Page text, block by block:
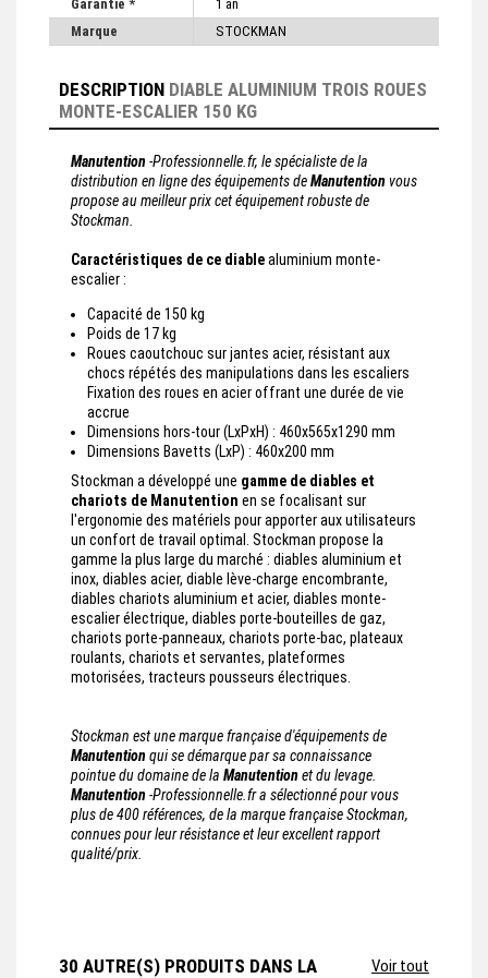
Garantie *
1 an
Marque
STOCKMAN
DESCRIPTION DIABLE ALUMINIUM TROIS ROUES
MONTE-ESCALIER 150 KG
Manutention-Professionnelle.fr, le spécialiste de la
distribution en ligne des équipements deManutentionvous
propose au meilleur prix cet équipement robuste de
Stockman.
Caractéristiques de ce diablealuminium monte-
escalier :
Capacité de 150 kg
Poids de 17 kg
Roues caoutchouc sur jantes acier, résistant aux
chocs répétés des manipulations dans les escaliers
Fixation des roues en acier offrant une durée de vie
accrue
Dimensions hors-tour (LxPxH) : 460x565x1290 mm
Dimensions Bavetts (LxP) : 460x200 mm
Stockman a développé une gamme de diables et
chariots de Manutention en se focalisant sur
l'ergonomie des matériels pour apporter aux utilisateurs
un confort de travail optimal. Stockman propose la
gamme la plus large du marché : diables aluminium et
inox, diables acier, diable lève-charge encombrante,
diables chariots aluminium et acier, diables monte-
escalier électrique, diables porte-bouteilles de gaz,
chariots porte-panneaux, chariots porte-bac, plateaux
roulants, chariots et servantes, plateformes
motorisées, tracteurs pousseurs électriques.
Stockman est une marque française d'équipements de
Manutentionqui se démarque par sa connaissance
pointue du domaine de la Manutentionet du levage.
Manutention-Professionnelle.fr a sélectionné pour vous
plus de 400 références, de la marque française Stockman,
connues pour leur résistance et leur excellent rapport
qualité/prix.
30 AUTRE(S) PRODUITS DANS LA
Voir tout